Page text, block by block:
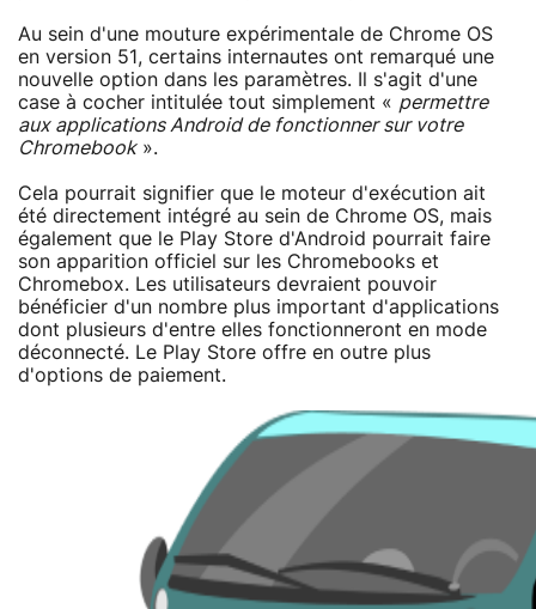
Au sein d'une mouture expérimentale de Chrome OS
en version 51, certains internautes ont remarqué une
nouvelle option dans les paramètres. Il s'agit d'une
case à cocher intitulée tout simplement « permettre
aux applications Android de fonctionner sur votre
Chromebook».
Cela pourrait signifier que le moteur d'exécution ait
été directement intégré au sein de Chrome OS, mais
également que le Play Store d'Android pourrait faire
son apparition officiel sur les Chromebooks et
Chromebox. Les utilisateurs devraient pouvoir
bénéficier d'un nombre plus important d'applications
dont plusieurs d'entre elles fonctionneront en mode
déconnecté. Le Play Store offre en outre plus
d'options de paiement.